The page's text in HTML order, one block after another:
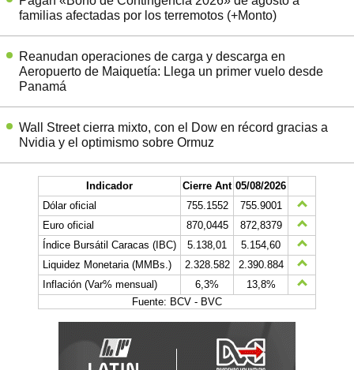
familias afectadas por los terremotos (+Monto)
Reanudan operaciones de carga y descarga en
Aeropuerto de Maiquetía: Llega un primer vuelo desde
Panamá
Wall Street cierra mixto, con el Dow en récord gracias a
Nvidia y el optimismo sobre Ormuz
Indicador Cierre Ant 05/08/2026
Dólar oficial
755.1552
755.9001
Euro oficial
870,0445
872,8379
Índice Bursátil Caracas (IBC)
5.138,01
5.154,60
Liquidez Monetaria (MMBs.)
2.328.582
2.390.884
Inflación (Var% mensual)
6,3%
13,8%
Fuente: BCV - BVC